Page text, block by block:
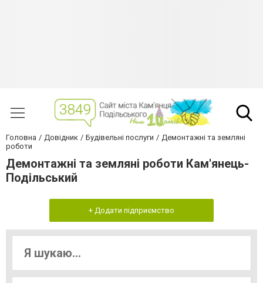
Головна Довідник Будівельні послуги
Демонтажні та земляні
роботи
Демонтажні та земляні роботи Кам'янець-
Подільський
+ Додати підприємство